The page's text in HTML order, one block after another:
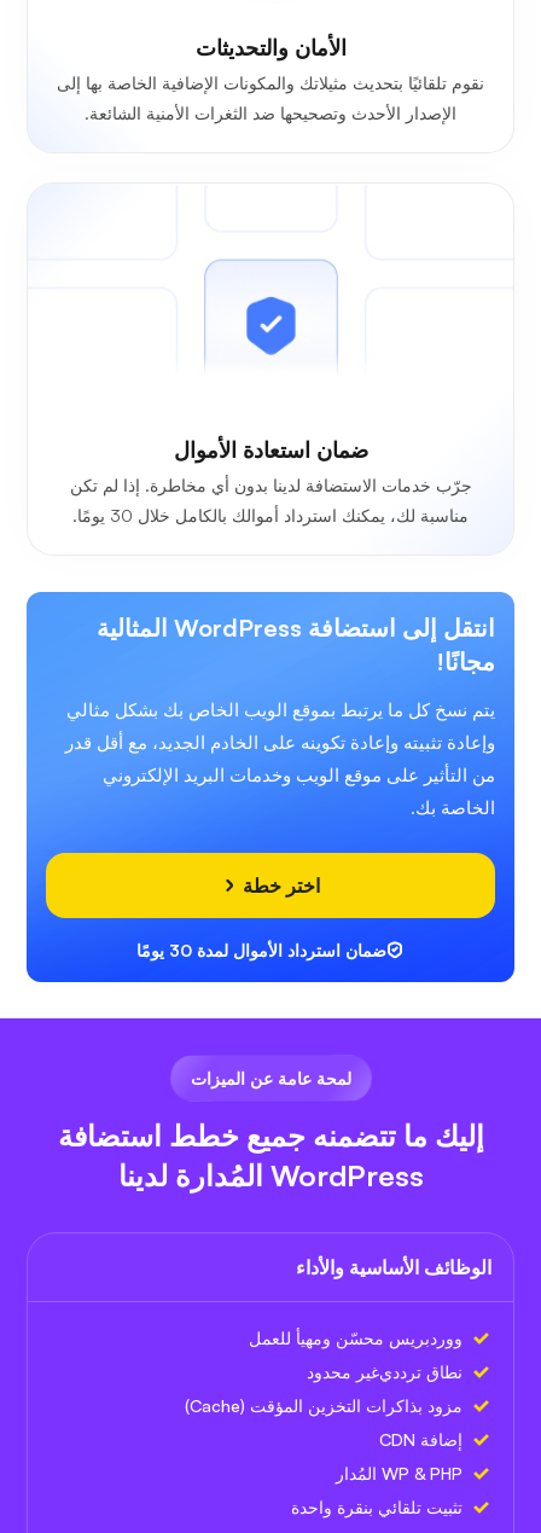
الأمان والتحديثات
نقوم تلقائيًا بتحديث مثيلاتك والمكونات الإضافية الخاصة بها إلى
الإصدار الأحدث وتصحيحها ضد الثغرات الأمنية الشائعة.
ضمان استعادة الأموال
جرّب خدمات الاستضافة لدينا بدون أي مخاطرة. إذا لم تكن
مناسبة لك، يمكنك استرداد أموالك بالكامل خلال 30 يومًا.
انتقل إلى استضافة WordPress المثالية
مجانًا!
يتم نسخ كل ما يرتبط بموقع الويب الخاص بك بشكل مثالي
وإعادة تثبيته وإعادة تكوينه على الخادم الجديد، مع أقل قدر
من التأثير على موقع الويب وخدمات البريد الإلكتروني
الخاصة بك.
اختر خطة
ضمان استرداد الأموال لمدة 30 يومًا
لمحة عامة عن الميزات
إليك ما تتضمنه جميع خطط استضافة
WordPress المُدارة لدينا
الوظائف الأساسية والأداء
ووردبريس محسّن ومهيأ للعمل
نطاق تردديغير محدود
مزود بذاكرات التخزين المؤقت (Cache)
إضافة CDN
WP & PHP المُدار
تثبيت تلقائي بنقرة واحدة